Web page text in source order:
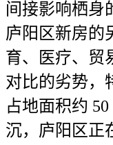
间接影响栖身
庐阳区新房的
育、医疗、贸
对比的劣势，
占地面积约
沉，庐阳区正